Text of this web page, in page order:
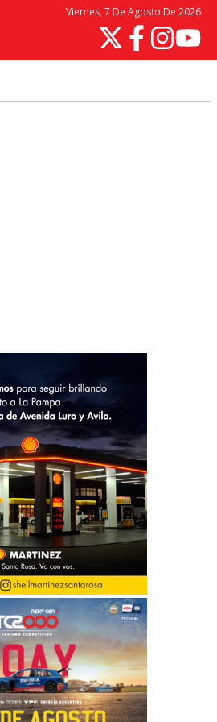
Viernes, 7 De Agosto De 2026